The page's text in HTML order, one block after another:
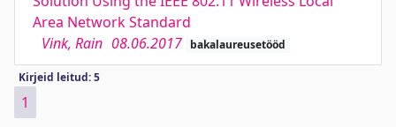
Area Network Standard
Vink, Rain 08.06.2017 bakalaureusetööd
Kirjeid leitud: 5
1